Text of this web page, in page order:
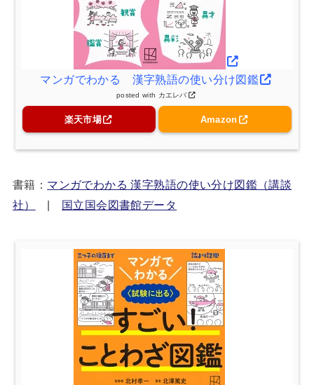
マンガでわかる 漢字熟語の使い分け図鑑
posted with カエレバ
楽天市場 Amazon
書籍： マンガでわかる 漢字熟語の使い分け図鑑（講談
社）
| 国立国会図書館データ